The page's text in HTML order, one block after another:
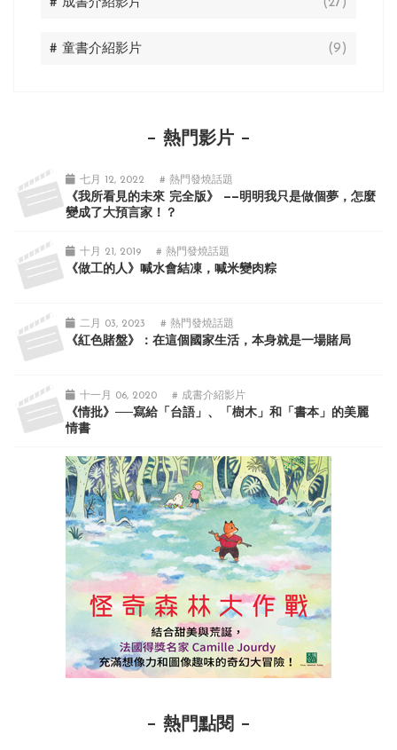
# 成書介紹影片 (27)
# 童書介紹影片 (9)
熱門影片
七月 12, 2022 # 熱門發燒話題
《我所看見的未來 完全版》 ——明明我只是做個夢，怎麼
變成了大預言家！？
十月 21, 2019 # 熱門發燒話題
《做工的人》喊水會結凍，喊米變肉粽
二月 03, 2023 # 熱門發燒話題
《紅色賭盤》：在這個國家生活，本身就是一場賭局
十一月 06, 2020 # 成書介紹影片
《情批》──寫給「台語」、「樹木」和「書本」的美麗
情書
熱門點閱